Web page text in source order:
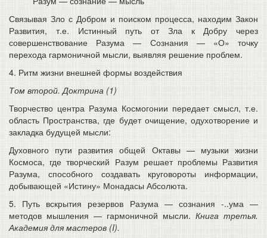
Связывая Зло с Добром и поиском процесса, находим Закон
Развития, т.е. Истинный путь от Зла к Добру через
совершенствование Разума — Сознания — «О» точку
перехода гармоничной мысли, выявляя решение проблем.
4. Ритм жизни внешней формы воздействия
Том второй. Доктрина (1)
Творчество центра Разума Космогонии передает смысл, т.е.
область Пространства, где будет очищение, одухотворение и
закладка будущей мысли:
Духовного пути развития общей Октавы — музыки жизни
Космоса, где творческий Разум решает проблемы Развития
Разума, способного создавать круговороты информации,
добывающей «Истину» Монадасы Абсолюта.
5. Путь вскрытия резервов Разума — сознания -..ума —
методов мышления — гармоничной мысли. Книга третья.
Академия для мастеров (I).